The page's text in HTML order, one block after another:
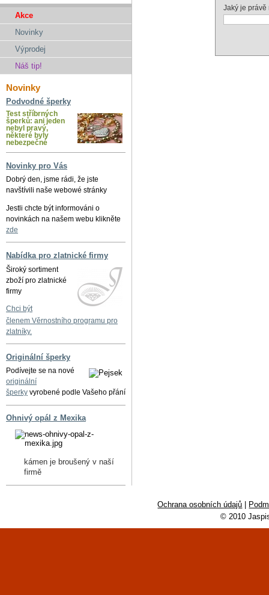
Akce
Novinky
Výprodej
Náš tip!
Novinky
Podvodné šperky
Test stříbrných
šperků: ani jeden
nebyl pravý,
některé byly
nebezpečné
Novinky pro Vás
Dobrý den, jsme rádi, že jste
navštívili naše webowé stránky
Jestli chcte být informováni o
novinkách na našem webu klikněte
zde
Nabídka pro zlatnické firmy
Široký sortiment
zboží pro zlatnické
firmy
Chci být
členem Věrnostního programu pro
zlatníky.
Originální šperky
Podívejte se na nové
originální
šperky vyrobené podle Vašeho přání
Ohnivý opál z Mexika
kámen je broušený v naší
firmě
Jaký je právě
Ochrana osobních údajů
© 2010